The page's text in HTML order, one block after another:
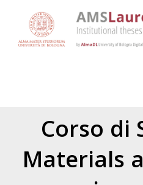
Corso di
Materials